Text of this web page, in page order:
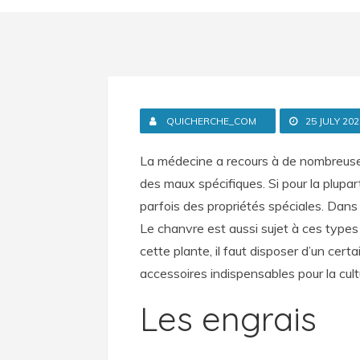
QUICHERCHE_COM 25 JULY
La médecine a recours à de
des maux spécifiques. Si pour la
parfois des propriétés spéciales.
Le chanvre est aussi sujet à ces
cette plante, il faut disposer d’un
accessoires indispensables pour la
Les engrais